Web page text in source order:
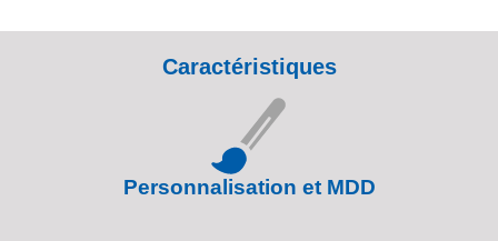
Caractéristiques
Personnalisation et MDD